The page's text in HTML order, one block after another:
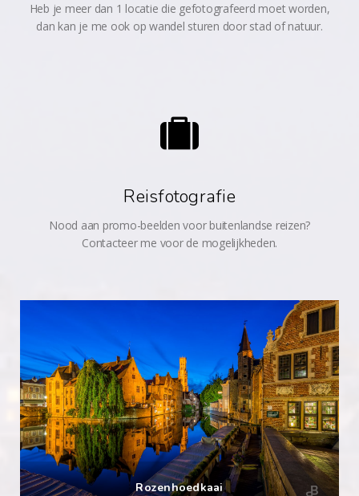
Heb je meer dan 1 locatie die gefotografeerd moet worden,
dan kan je me ook op wandel sturen door stad of natuur.
Reisfotografie
Nood aan promo-beelden voor buitenlandse reizen?
Contacteer me voor de mogelijkheden.
Tapijt van boshyacinten